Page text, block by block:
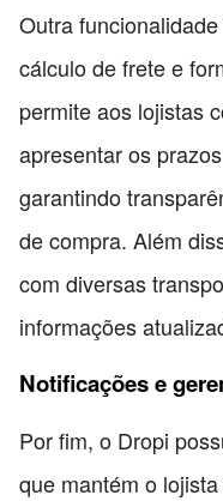
Outra
cálculo de frete e
permite aos lojistas
apresentar os
garantindo
de compra. Além
com diversas
informações
Notificações e
Por fim, o Dropi
que mantém o